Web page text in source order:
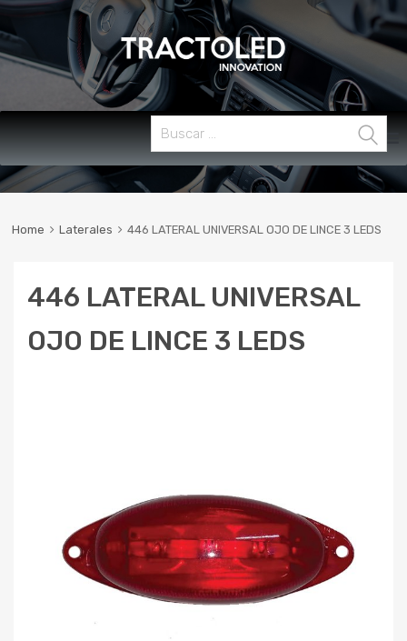
content
MENU
Buscar:
Home Laterales 446 LATERAL UNIVERSAL OJO DE LINCE 3 LEDS
446 LATERAL UNIVERSAL
OJO DE LINCE 3 LEDS